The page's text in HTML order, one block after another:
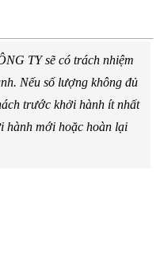
TY sẽ có trách nhiệm
Nếu số lượng không đủ
trước khởi hành ít nhất
hành mới hoặc hoàn lại